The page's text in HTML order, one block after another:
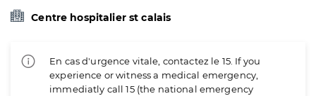
Centre hospitalier st calais
En cas d'urgence vitale, contactez le 15. If you
experience or witness a medical emergency,
immediatly call 15 (the national emergency